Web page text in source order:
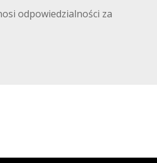
odpowiedzialności za